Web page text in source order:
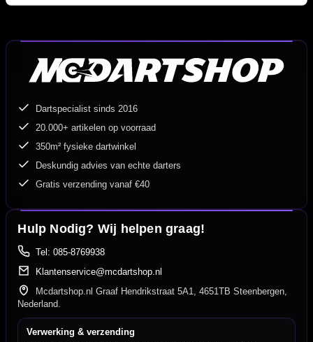
Dartspecialist sinds 2016
20.000+ artikelen op voorraad
350m² fysieke dartwinkel
Deskundig advies van echte darters
Gratis verzending vanaf €40
Hulp Nodig? Wij helpen graag!
Tel: 085-8769938
Klantenservice@mcdartshop.nl
Mcdartshop.nl Graaf Hendrikstraat 5A1, 4651TB Steenbergen,
Nederland.
Verwerking & verzending